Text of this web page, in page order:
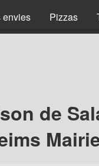
envies Pizzas
de